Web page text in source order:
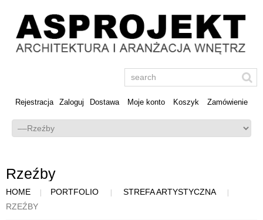
Rejestracja Zaloguj Dostawa Moje konto Koszyk Zamówienie
Rzeźby
HOME PORTFOLIO
STREFA ARTYSTYCZNA
RZEŹBY